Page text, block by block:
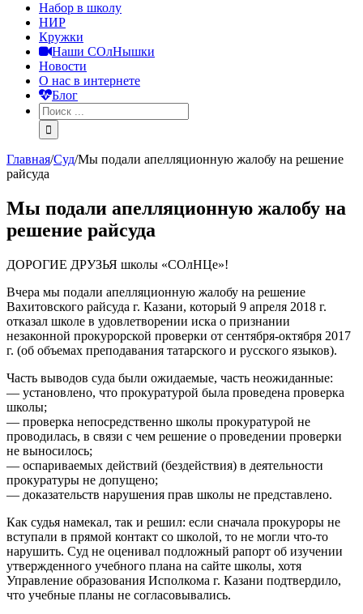
Набор в школу
НИР
Кружки
Наши СОлНышки
Новости
О нас в интернете
Блог
Главная/Суд/Мы подали апелляционную жалобу на решение
райсуда
Мы подали апелляционную жалобу на
решение райсуда
ДОРОГИЕ ДРУЗЬЯ школы «СОлНЦе»!
Вчера мы подали апелляционную жалобу на решение
Вахитовского райсуда г. Казани, который 9 апреля 2018 г.
отказал школе в удовлетворении иска о признании
незаконной прокурорской проверки от сентября-октября 2017
г. (об объемах преподавания татарского и русского языков).
Часть выводов суда были ожидаемые, часть неожиданные:
— установлено, что прокуратурой была проведена проверка
школы;
— проверка непосредственно школы прокуратурой не
проводилась, в связи с чем решение о проведении проверки
не выносилось;
— оспариваемых действий (бездействия) в деятельности
прокуратуры не допущено;
— доказательств нарушения прав школы не представлено.
Как судья намекал, так и решил: если сначала прокуроры не
вступали в прямой контакт со школой, то не могли что-то
нарушить. Суд не оценивал подложный рапорт об изучении
утвержденного учебного плана на сайте школы, хотя
Управление образования Исполкома г. Казани подтвердило,
что учебные планы не согласовывались.